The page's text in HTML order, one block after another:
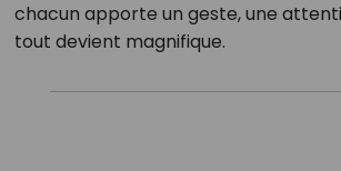
chacun apporte un geste, une
tout devient magnifique.